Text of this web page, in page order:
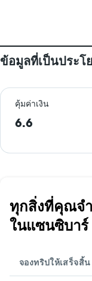
ข้อมูลที่เป็นประโ
คุ้มค่าเงิน
6.6
ทุกสิ่งที่คุณจำ
ในแซนซิบาร์
จองทริปให้เสร็จสิ้น